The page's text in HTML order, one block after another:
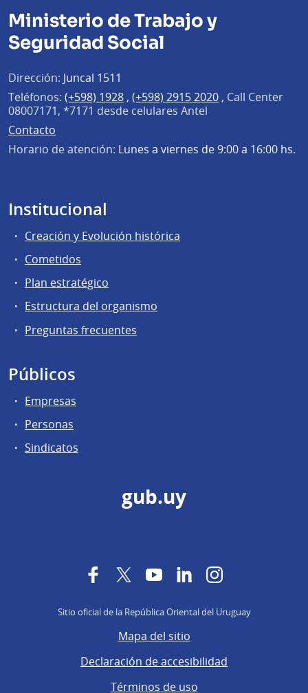
Ministerio de Trabajo y
Seguridad Social
Dirección: Juncal 1511
Teléfonos: (+598) 1928 , (+598) 2915 2020 , Call Center
08007171, *7171 desde celulares Antel
Contacto
Horario de atención: Lunes a viernes de 9:00 a 16:00 hs.
Institucional
Creación y Evolución histórica
Cometidos
Plan estratégico
Estructura del organismo
Preguntas frecuentes
Públicos
Empresas
Personas
Sindicatos
gub.uy
FacebookTwitterYouTubeLinkedInInstagram
Sitio oficial de la República Oriental del Uruguay
Mapa del sitio
Declaración de accesibilidad
Términos de uso